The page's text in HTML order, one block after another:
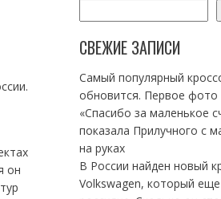
он
СВЕЖИЕ ЗАПИСИ
Самый популярный
обновится. Первое фото
«Спасибо за маленькое
показала Прилучного с
на руках
В России найден новый
Volkswagen, который